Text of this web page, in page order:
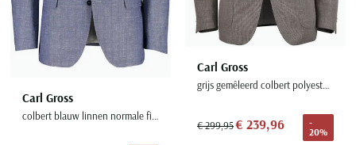
Carl Gross
colbert blauw linnen normale fit gemêleerd
Carl Gross
grijs gemêleerd colbert polyester met viscose voering
€ 299,95€ 239,96
-
20%